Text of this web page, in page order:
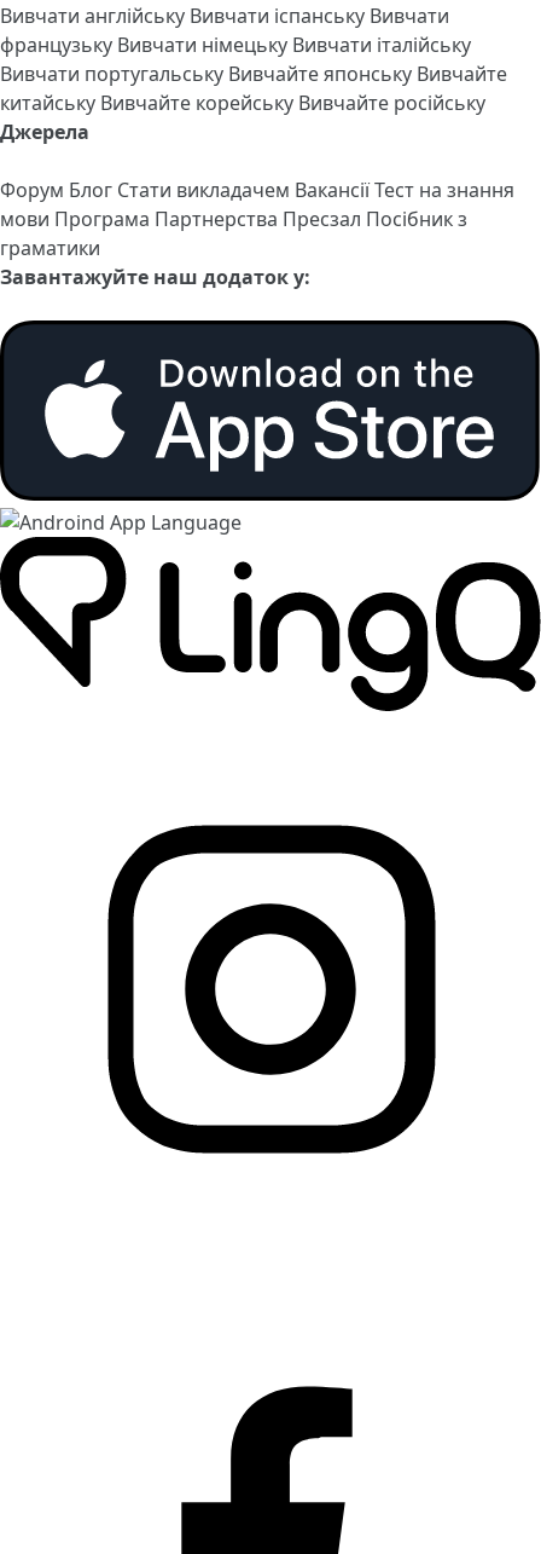
Вивчати англійську Вивчати іспанську Вивчати
французьку Вивчати німецьку Вивчати італійську
Вивчати португальську Вивчайте японську Вивчайте
китайську Вивчайте корейську Вивчайте російську
Джерела
Форум Блог Стати викладачем ВакансіїТест на знання
мови Програма Партнерства Пресзал Посібник з
граматики
Завантажуйте наш додаток у: